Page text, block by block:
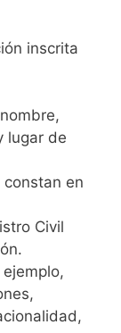
inscrita
lugar de
en
Civil